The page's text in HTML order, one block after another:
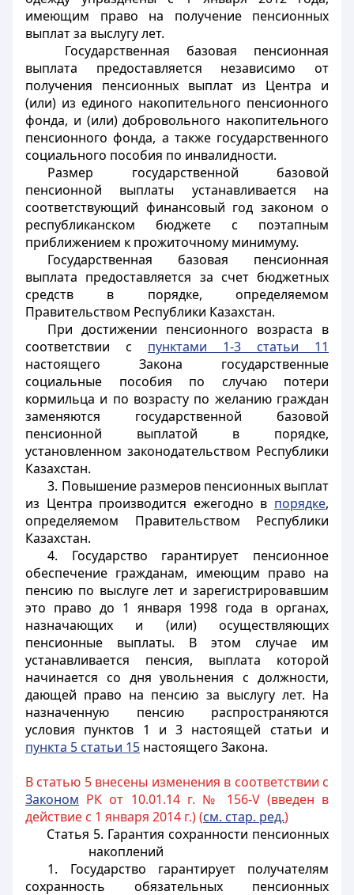
имеющим право на получение пенсионных
выплат за выслугу лет.
Государственная базовая пенсионная
выплата предоставляется независимо от
получения пенсионных выплат из Центра и
(или) из единого накопительного пенсионного
фонда, и (или) добровольного накопительного
пенсионного фонда, а также государственного
социального пособия по инвалидности.
Размер государственной базовой
пенсионной выплаты устанавливается на
соответствующий финансовый год законом о
республиканском бюджете с поэтапным
приближением к прожиточному минимуму.
Государственная базовая пенсионная
выплата предоставляется за счет бюджетных
средств в порядке, определяемом
Правительством Республики Казахстан.
При достижении пенсионного возраста в
соответствии с пунктами 1-3 статьи 11
настоящего Закона государственные
социальные пособия по случаю потери
кормильца и по возрасту по желанию граждан
заменяются государственной базовой
пенсионной выплатой в порядке,
установленном законодательством Республики
Казахстан.
3. Повышение размеров пенсионных выплат
из Центра производится ежегодно в порядке,
определяемом Правительством Республики
Казахстан.
4. Государство гарантирует пенсионное
обеспечение гражданам, имеющим право на
пенсию по выслуге лет и зарегистрировавшим
это право до 1 января 1998 года в органах,
назначающих и (или) осуществляющих
пенсионные выплаты. В этом случае им
устанавливается пенсия, выплата которой
начинается со дня увольнения с должности,
дающей право на пенсию за выслугу лет. На
назначенную пенсию распространяются
условия пунктов 1 и 3 настоящей статьи и
пункта 5 статьи 15 настоящего Закона.
В статью 5 внесены изменения в соответствии с
Законом РК от 10.01.14 г. № 156-V (введен в
действие с 1 января 2014 г.) (см. стар. ред.)
Статья 5. Гарантия сохранности пенсионных
накоплений
1. Государство гарантирует получателям
сохранность обязательных пенсионных